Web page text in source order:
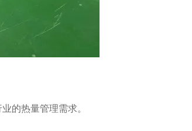
的热量管理需求。